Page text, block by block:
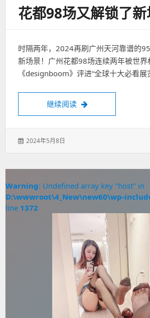
花都98场又解锁了新
时隔两年，2024再刷广州天河靠谱的
新场景！广州花都98场连续两年被世界
《designboom》评进“全球十大必看
继续阅读 花都98场又解锁了新
发
2024年5月8日
Warning: Undefined array key "host" in
D:\wwwroot\4_New\new60\wp-
line 1372